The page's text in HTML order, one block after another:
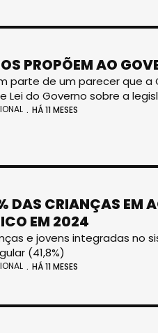
PROPÕEM AO
parte de um parecer que a
Lei do Governo sobre a
HÁ 11 MESES
DAS CRIANÇAS EM
EM 2024
e jovens integradas no
(41,8%)
HÁ 11 MESES